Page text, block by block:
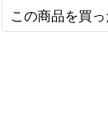
この商品を買